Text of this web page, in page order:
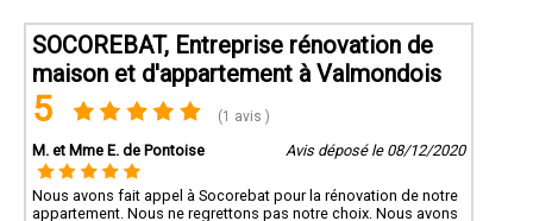
SOCOREBAT, Entreprise rénovation de
maison et d'appartement à Valmondois
5 (1 avis )
M. et Mme E. de Pontoise Avis déposé le 08/12/2020
Nous avons fait appel à Socorebat pour la rénovation de notre
appartement. Nous ne regrettons pas notre choix. Nous avons